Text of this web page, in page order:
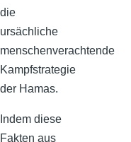
die
ursächliche
menschenverachtende
Kampfstrategie
der Hamas.
Indem diese
Fakten aus